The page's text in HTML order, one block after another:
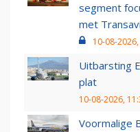
segment
met
10-08-
Uitbarsting
plat
10-08-2026,
Voormalige